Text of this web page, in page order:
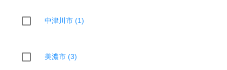
中津川市 (1)
美濃市 (3)